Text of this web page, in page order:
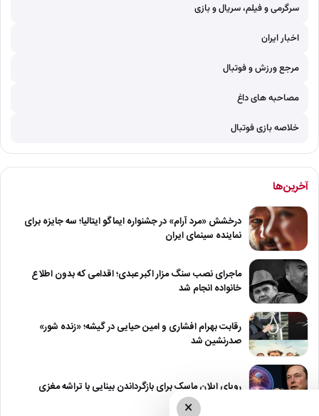
سرگرمی و فیلم، سریال و بازی
اخبار ایران
مرجع ورزش و فوتبال
مصاحبه های داغ
خلاصه بازی فوتبال
آخرین‌ها
درخشش «مرد آرام» در جشنواره ایماگو ایتالیا؛ سه جایزه برای
نماینده سینمای ایران
ماجرای نصب سنگ مزار اکبر عبدی؛ اقدامی که بدون اطلاع
خانواده انجام شد
رقابت بهرام افشاری و امین حیایی در گیشه؛ «زنده شور»
صدرنشین شد
رویای ایلان ماسک برای بازگرداندن بینایی با تراشه مغزی
×